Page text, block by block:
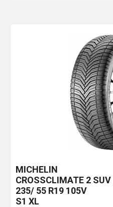
MICHELIN
CROSSCLIMATE 2 SUV
235/ 55 R19 105V
S1 XL